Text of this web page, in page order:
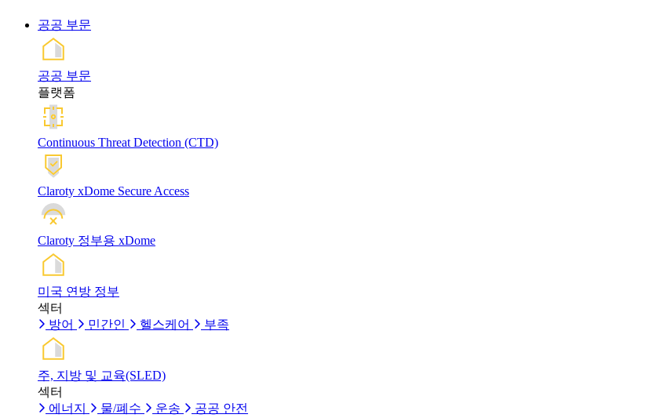
공공 부문
공공 부문
플랫폼
Continuous Threat Detection (CTD)
Claroty xDome Secure Access
Claroty 정부용 xDome
미국 연방 정부
섹터
방어
민간인 헬스케어 부족
주, 지방 및 교육(SLED)
섹터
에너지
물/폐수 운송 공공 안전